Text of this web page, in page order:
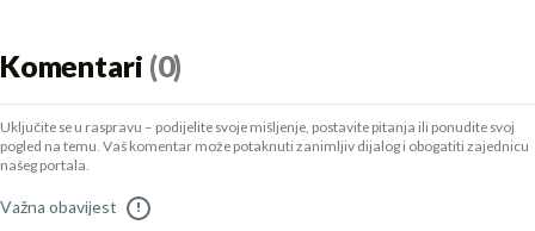
Komentari (0)
Uključite se u raspravu – podijelite svoje mišljenje, postavite pitanja ili ponudite svoj
pogled na temu. Vaš komentar može potaknuti zanimljiv dijalog i obogatiti zajednicu
našeg portala.
Važna obavijest !